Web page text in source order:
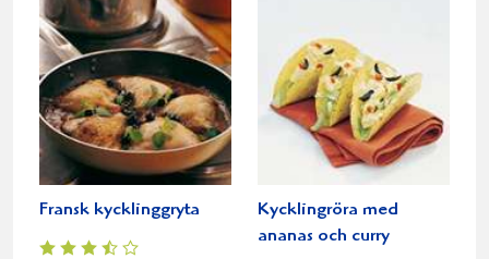
Fransk kycklinggryta
Kycklingröra med
ananas och curry